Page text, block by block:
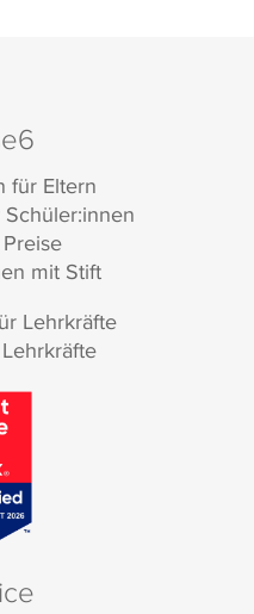
für Eltern
mit Stift
Lehrkräfte